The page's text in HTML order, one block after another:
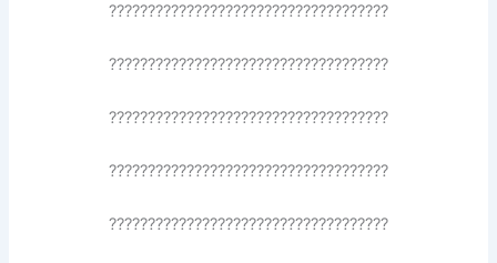
????????????????????????????????????
????????????????????????????????????
????????????????????????????????????
????????????????????????????????????
????????????????????????????????????